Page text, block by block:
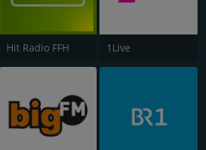
Hit Radio FFH 1Live